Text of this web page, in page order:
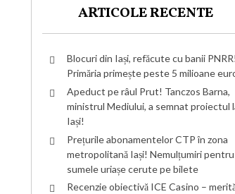
ARTICOLE RECENTE
Blocuri din Iași, refăcute cu banii PNRR!
Primăria primește peste 5 milioane
Apeduct pe râul Prut! Tanczos Barna,
ministrul Mediului, a semnat proiectul
Iași!
Prețurile abonamentelor CTP în zona
metropolitană Iași! Nemulțumiri pentru
sumele uriașe cerute pe bilete
Recenzie obiectivă ICE Casino –